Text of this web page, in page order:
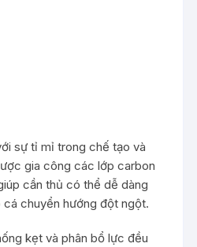
sự tỉ mỉ trong chế tạo và
gia công các lớp carbon
cần thủ có thể dễ dàng
chuyển hướng đột ngột.
kẹt và phân bổ lực đều